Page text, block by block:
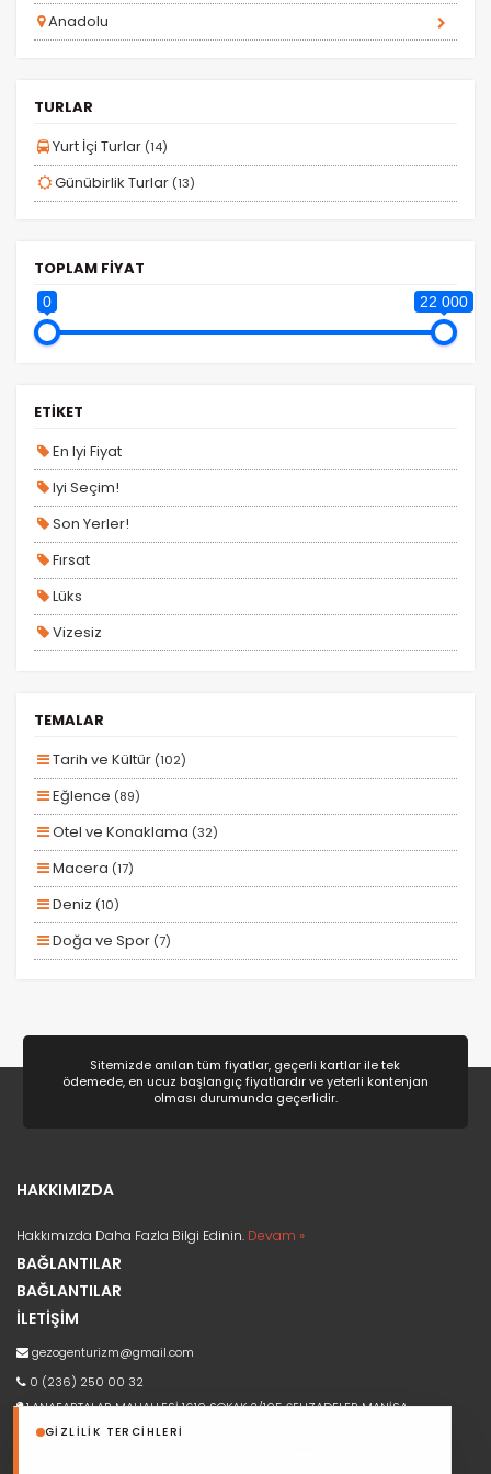
GIZLILIK TERCIHLERI
ölçeriz. Hangi sayfaların popüler olduğunu ve
kullanıcıların nerede zorluk yaşadığını anlamamıza
yardımcı olur.
Pazarlama Çerezleri
için kullanılır. Kapatırsanız reklamları görmeye devam
Anadolu
TURLAR
Yurt İçi Turlar (14)
Günübirlik Turlar (13)
TOPLAM FİYAT
0 22 000
ETİKET
En Iyi Fiyat
Iyi Seçim!
Son Yerler!
Fırsat
Lüks
Vizesiz
Planlanan
Otobüs Ile
Uçak Ile
Ekstralar Dahil
TEMALAR
Tarih ve Kültür (102)
Eğlence (89)
Otel ve Konaklama (32)
Macera (17)
Deniz (10)
Doğa ve Spor (7)
Sitemizde anılan tüm fiyatlar, geçerli kartlar ile tek
ödemede, en ucuz başlangıç fiyatlardır ve yeterli kontenjan
olması durumunda geçerlidir.
HAKKIMIZDA
Hakkımızda Daha Fazla Bilgi Edinin. Devam »
BAĞLANTILAR
BAĞLANTILAR
İLETİŞİM
gezogenturizm@gmail.com
0 (236) 250 00 32
1.ANAFARTALAR MAHALLESİ 1610 SOKAK 2/105 ŞEHZADELER MANİSA